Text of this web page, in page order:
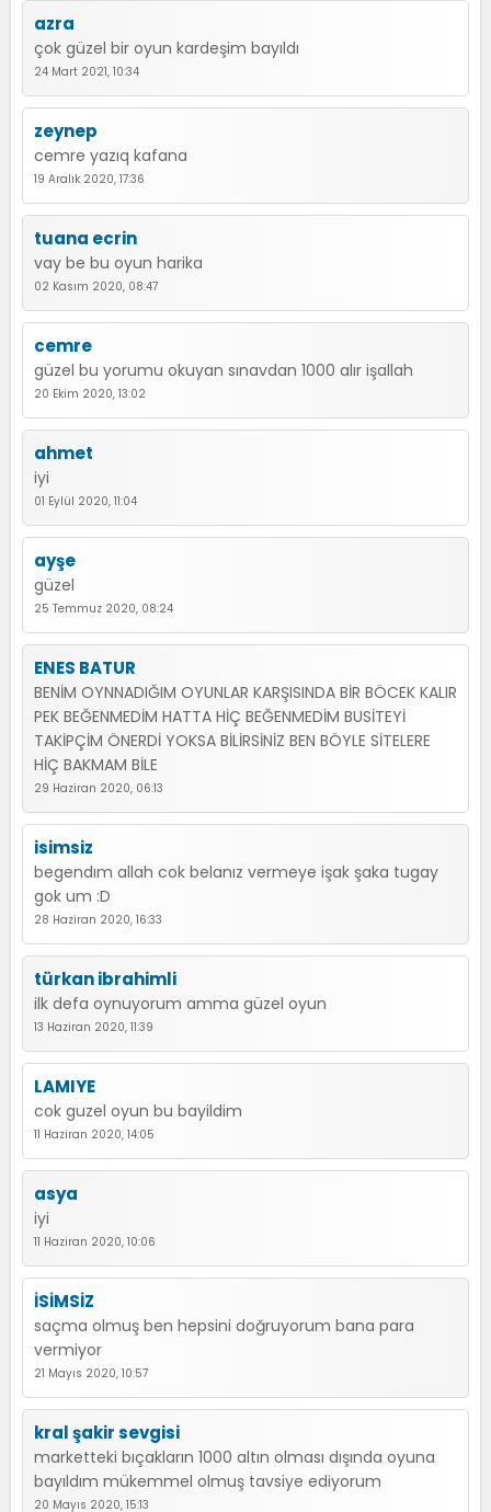
azra
çok güzel bir oyun kardeşim bayıldı
24 Mart 2021, 10:34
zeynep
cemre yazıq kafana
19 Aralık 2020, 17:36
tuana ecrin
vay be bu oyun harika
02 Kasım 2020, 08:47
cemre
güzel bu yorumu okuyan sınavdan 1000 alır işallah
20 Ekim 2020, 13:02
ahmet
iyi
01 Eylül 2020, 11:04
ayşe
güzel
25 Temmuz 2020, 08:24
ENES BATUR
BENİM OYNNADIĞIM OYUNLAR KARŞISINDA BİR BÖCEK KALIR
PEK BEĞENMEDİM HATTA HİÇ BEĞENMEDİM BUSİTEYİ
TAKİPÇİM ÖNERDİ YOKSA BİLİRSİNİZ BEN BÖYLE SİTELERE
HİÇ BAKMAM BİLE
29 Haziran 2020, 06:13
isimsiz
begendım allah cok belanız vermeye işak şaka tugay
gok um :D
28 Haziran 2020, 16:33
türkan ibrahimli
ilk defa oynuyorum amma güzel oyun
13 Haziran 2020, 11:39
LAMIYE
cok guzel oyun bu bayildim
11 Haziran 2020, 14:05
asya
iyi
11 Haziran 2020, 10:06
İSİMSİZ
saçma olmuş ben hepsini doğruyorum bana para
vermiyor
21 Mayıs 2020, 10:57
kral şakir sevgisi
marketteki bıçakların 1000 altın olması dışında oyuna
bayıldım mükemmel olmuş tavsiye ediyorum
20 Mayıs 2020, 15:13